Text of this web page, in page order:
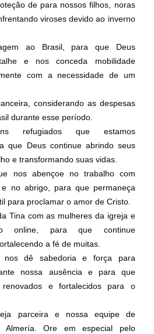
de para nossos filhos, noras
viroses devido ao inverno
ao Brasil, para que Deus
e nos conceda mobilidade
com a necessidade de um
considerando as despesas
durante esse período.
refugiados que estamos
que Deus continue abrindo seus
e transformando suas vidas.
nos abençoe no trabalho com
no abrigo, para que permaneça
para proclamar o amor de Cristo.
Tina com as mulheres da igreja e
online, para que continue
a fé de muitas.
dê sabedoria e força para
nossa ausência e para que
renovados e fortalecidos para o
parceira e nossa equipe de
Almería. Ore em especial pelo